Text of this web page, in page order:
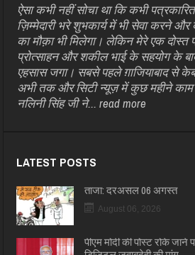
ऐसा कभी नहीं सोचा था कि कभी
ज़िम्मेदारी भरे शुभकार्य में भी सेवा करने
का मौक़ा भी मिलेगा। लेकिन मेरे एक
प्रोत्साहन और शकील भाई के सहयोग के
एहसास जगा। सबसे पहले ग़ाजियाबाद से
अभी तक और सिटी न्यूज़ में कुछ महीने
नलिनी सिंह जी ने...read more
LATEST POSTS
ताजा: दरअसल 06 अगस्त
August 06, 2026
पीएम मोदी की पोस्ट रोके